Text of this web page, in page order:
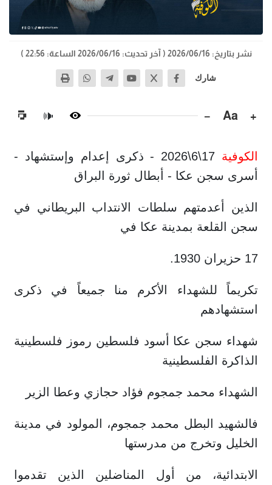
نشر بتاريخ: 2026/06/16 ( آخر تحديث: 2026/06/16 الساعة: 22:56 )
شارك
+
Aa
−
🔊
الكوفية
17\6\2026 - ذكرى إعدام وإستشهاد -
أسرى سجن عكا - أبطال ثورة البراق
الذين أعدمتهم سلطات الانتداب البريطاني في
سجن القلعة بمدينة عكا في
17 حزيران 1930.
تكريماً للشهداء الأكرم منا جميعاً في ذكرى
استشهادهم
شهداء سجن عكا أسود فلسطين رموز فلسطينية
الذاكرة الفلسطينية
الشهداء محمد جمجوم فؤاد حجازي وعطا الزير
فالشهيد البطل محمد جمجوم، المولود في مدينة
الخليل وتخرج من مدرستها
الابتدائية، من أول المناضلين الذين تقدموا